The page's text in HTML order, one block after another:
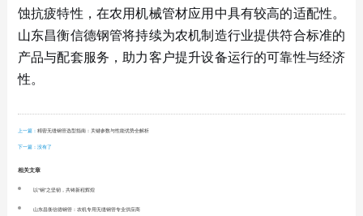
蚀抗疲特性，在农用机械管材应用中具有较高的适配性。
山东昌衡信德钢管将持续为农机制造行业提供符合标准的
产品与配套服务，助力客户提升设备运行的可靠性与经济
性。
上一篇： 精密无缝钢管选型指南：关键参数与性能优势全解析
下一篇：没有了
相关文章
以“钢”之坚韧，共铸新程辉煌
山东昌衡信德钢管：农机专用无缝钢管专业供应商